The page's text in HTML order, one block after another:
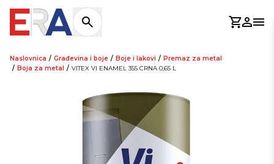
Košarica
Naslovnica / Građevina i boje / Boje i lakovi / Premaz za metal
/ Boja za metal / VITEX VI ENAMEL 355 CRNA 0,65 L